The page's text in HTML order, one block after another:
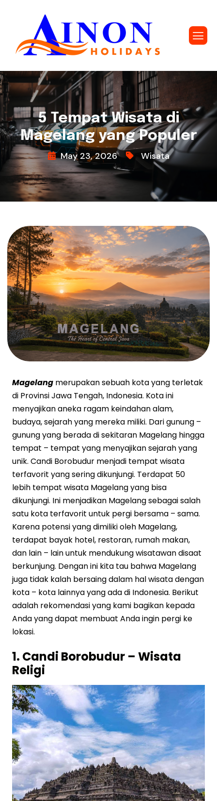
5 Tempat Wisata di
Magelang yang Populer
May 23, 2026 Wisata
Magelang merupakan sebuah kota yang terletak
di Provinsi Jawa Tengah, Indonesia. Kota ini
menyajikan aneka ragam keindahan alam,
budaya, sejarah yang mereka miliki. Dari gunung –
gunung yang berada di sekitaran Magelang hingga
tempat – tempat yang menyajikan sejarah yang
unik. Candi Borobudur menjadi tempat wisata
terfavorit yang sering dikunjungi. Terdapat 50
lebih tempat wisata Magelang yang bisa
dikunjungi. Ini menjadikan Magelang sebagai salah
satu kota terfavorit untuk pergi bersama – sama.
Karena potensi yang dimiliki oleh Magelang,
terdapat bayak hotel, restoran, rumah makan,
dan lain – lain untuk mendukung wisatawan disaat
berkunjung. Dengan ini kita tau bahwa Magelang
juga tidak kalah bersaing dalam hal wisata dengan
kota – kota lainnya yang ada di Indonesia. Berikut
adalah rekomendasi yang kami bagikan kepada
Anda yang dapat membuat Anda ingin pergi ke
lokasi.
1. Candi Borobudur – Wisata
Religi